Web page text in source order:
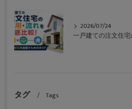
2026/07/24
タグ Tags